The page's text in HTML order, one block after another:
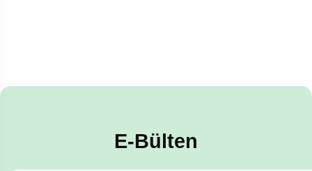
E-Bülten